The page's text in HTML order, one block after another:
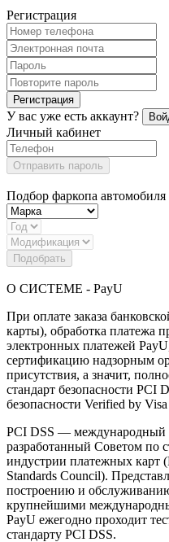
Регистрация
Регистрация
У вас уже есть аккаунт?
Личный кабинет
Отправить пароль
Подбор фаркопа автомобиля
Подобрать
О СИСТЕМЕ - PayU
При оплате заказа
карты), обработка платежа
электронных платежей
сертификацию надзорным
присутствия, а значит,
стандарт безопасности
безопасности Verified by
PCI DSS — международный
разработанный Советом по
индустрии платежных карт
Standards Council).
построению и
крупнейшими
PayU ежегодно проходит
стандарту PCI DSS.